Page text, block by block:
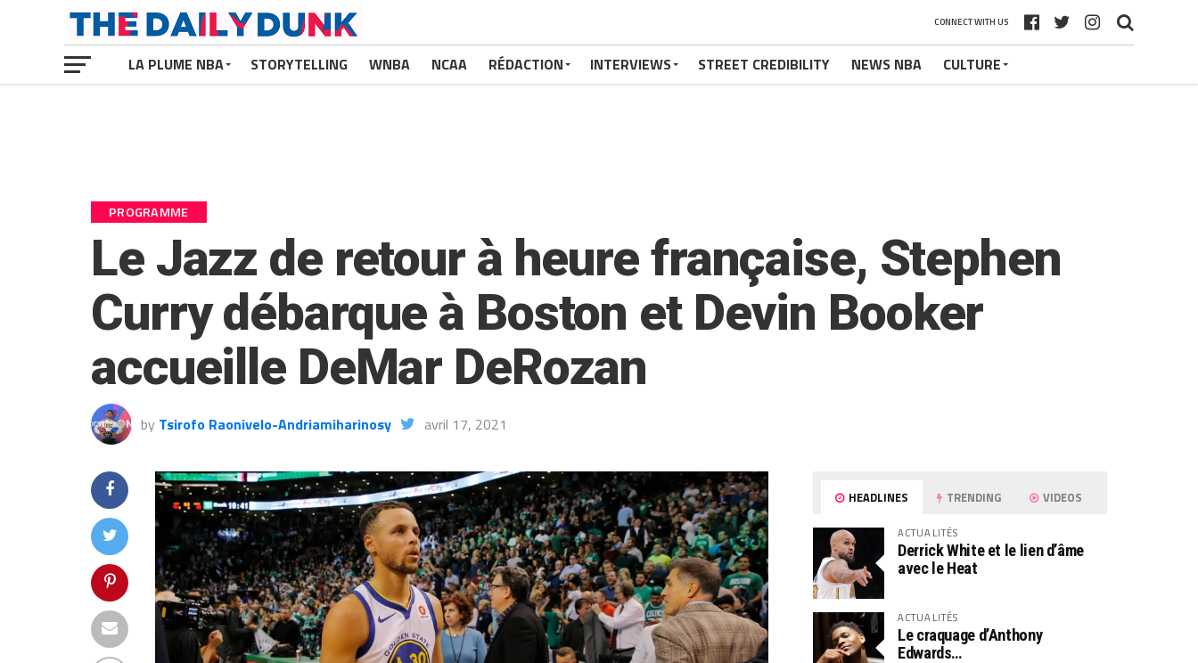
CONNECT WITH US
LA PLUME NBA STORYTELLING WNBA NCAA RÉDACTION INTERVIEWS STREET CREDIBILITY NEWS NBA CULTURE
PROGRAMME
Le Jazz de retour à heure française, Stephen
Curry débarque à Boston et Devin Booker
accueille DeMar DeRozan
by Tsirofo Raonivelo-Andriamiharinosy avril 17, 2021
HEADLINES TRENDING VIDEOS
ACTUALITÉS
Derrick White et le lien d’âme
avec le Heat
ACTUALITÉS
Le craquage d’Anthony
Edwards…